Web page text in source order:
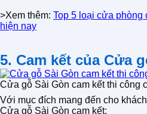
>Xem thêm: Top 5 loại cửa phòng
hiện nay
5. Cam kết của Cửa
Cửa gỗ Sài Gòn cam kết thi công
Với mục đích mang đến cho
Cửa gỗ Sài Gòn cam kết: